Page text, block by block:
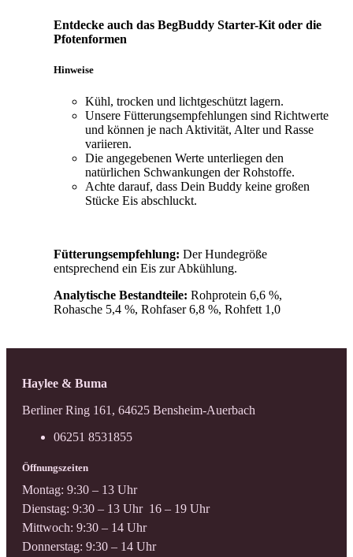
Entdecke auch das BegBuddy Starter-Kit oder die
Pfotenformen
Hinweise
Kühl, trocken und lichtgeschützt lagern.
Unsere Fütterungsempfehlungen sind Richtwerte
und können je nach Aktivität, Alter und Rasse
variieren.
Die angegebenen Werte unterliegen den
natürlichen Schwankungen der Rohstoffe.
Achte darauf, dass Dein Buddy keine großen
Stücke Eis abschluckt.
Fütterungsempfehlung: Der Hundegröße
entsprechend ein Eis zur Abkühlung.
Analytische Bestandteile: Rohprotein 6,6 %,
Rohasche 5,4 %, Rohfaser 6,8 %, Rohfett 1,0
Haylee & Buma
Berliner Ring 161, 64625 Bensheim-Auerbach
06251 8531855
Öffnungszeiten
Montag: 9:30 – 13 Uhr
Dienstag: 9:30 – 13 Uhr 16 – 19 Uhr
Mittwoch: 9:30 – 14 Uhr
Donnerstag: 9:30 – 14 Uhr